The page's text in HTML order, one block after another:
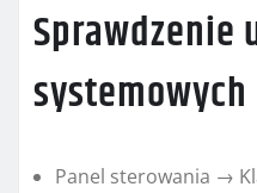
Sprawdzenie
systemowych
Panel sterowania →